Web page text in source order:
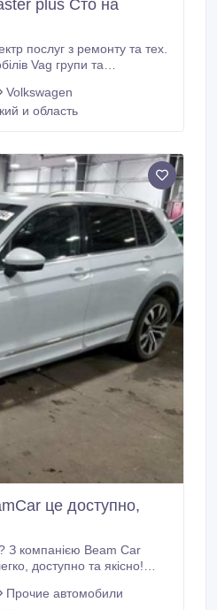
plus Сто на
послуг з ремонту та тех.
Vag групи та
запчастинами та
Volkswagen
и область
це доступно,
З компанією Beam Car
Прочие автомобили